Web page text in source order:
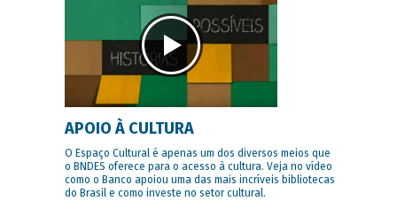
APOIO À CULTURA
O Espaço Cultural é apenas um dos diversos meios que
o BNDES oferece para o acesso à cultura. Veja no vídeo
como o Banco apoiou uma das mais incríveis bibliotecas
do Brasil e como investe no setor cultural.